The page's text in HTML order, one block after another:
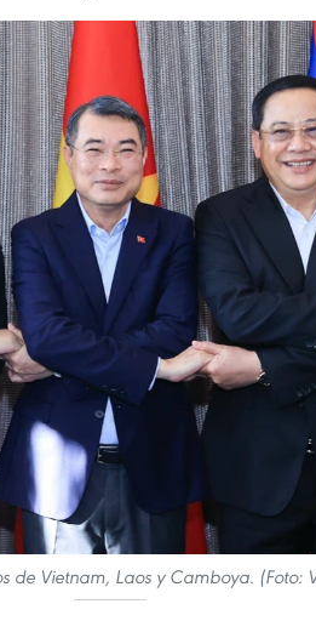
de Vietnam, Laos y Camboya. (Foto: